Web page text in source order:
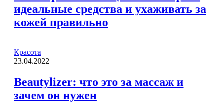
идеальные средства и ухаживать за
кожей правильно
Красота
23.04.2022
Beautylizer: что это за массаж и
зачем он нужен